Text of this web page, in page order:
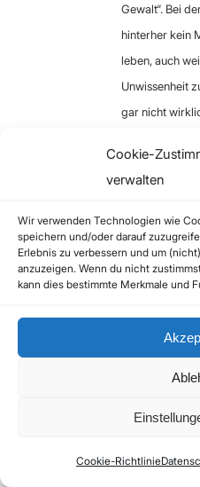
Cookie-
verwalten
Wir verwenden Technologien wie
speichern und/oder darauf
Erlebnis zu verbessern und um
anzuzeigen. Wenn du nicht
kann dies bestimmte Merkmale und
Cookie-Richtlinie
Gewalt“. Bei
hinterher kein
leben, auch
Unwissenheit
gar nicht
ist allein das
sagte:
11. September